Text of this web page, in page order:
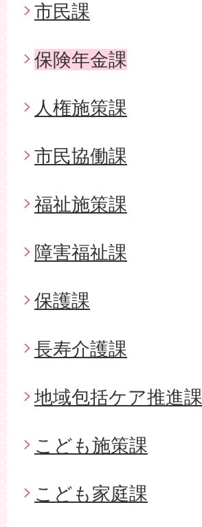
市民課
保険年金課
人権施策課
市民協働課
福祉施策課
障害福祉課
保護課
長寿介護課
地域包括ケア推進課
こども施策課
こども家庭課